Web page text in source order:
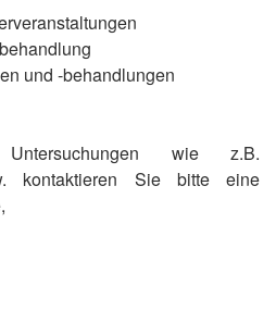
und -behandlungen
wie z.B.
kontaktieren Sie bitte eine